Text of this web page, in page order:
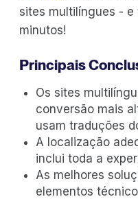
sites multilíngues - e
minutos!
Principais
Os sites
conversão mais
usam traduções
A localização
inclui toda a
As melhores
elementos